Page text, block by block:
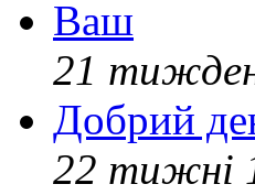
Ваш
21
Добрий
22 тижні